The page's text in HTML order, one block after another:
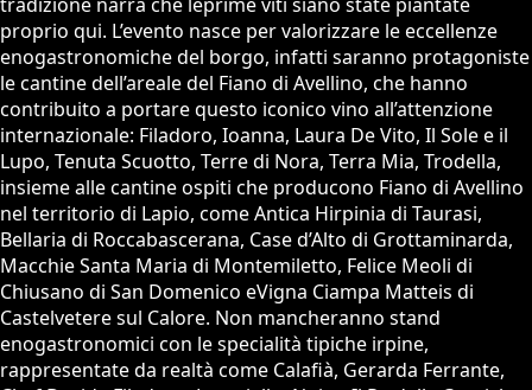
proprio qui. L’evento nasce per valorizzare le eccellenze
enogastronomiche del borgo, infatti saranno protagoniste
le cantine dell’areale del Fiano di Avellino, che hanno
contribuito a portare questo iconico vino all’attenzione
internazionale: Filadoro, Ioanna, Laura De Vito, Il Sole e il
Lupo, Tenuta Scuotto, Terre di Nora, Terra Mia, Trodella,
insieme alle cantine ospiti che producono Fiano di Avellino
nel territorio di Lapio, come Antica Hirpinia di Taurasi,
Bellaria di Roccabascerana, Case d’Alto di Grottaminarda,
Macchie Santa Maria di Montemiletto, Felice Meoli di
Chiusano di San Domenico eVigna Ciampa Matteis di
Castelvetere sul Calore. Non mancheranno stand
enogastronomici con le specialità tipiche irpine,
rappresentate da realtà come Calafià, Gerarda Ferrante,